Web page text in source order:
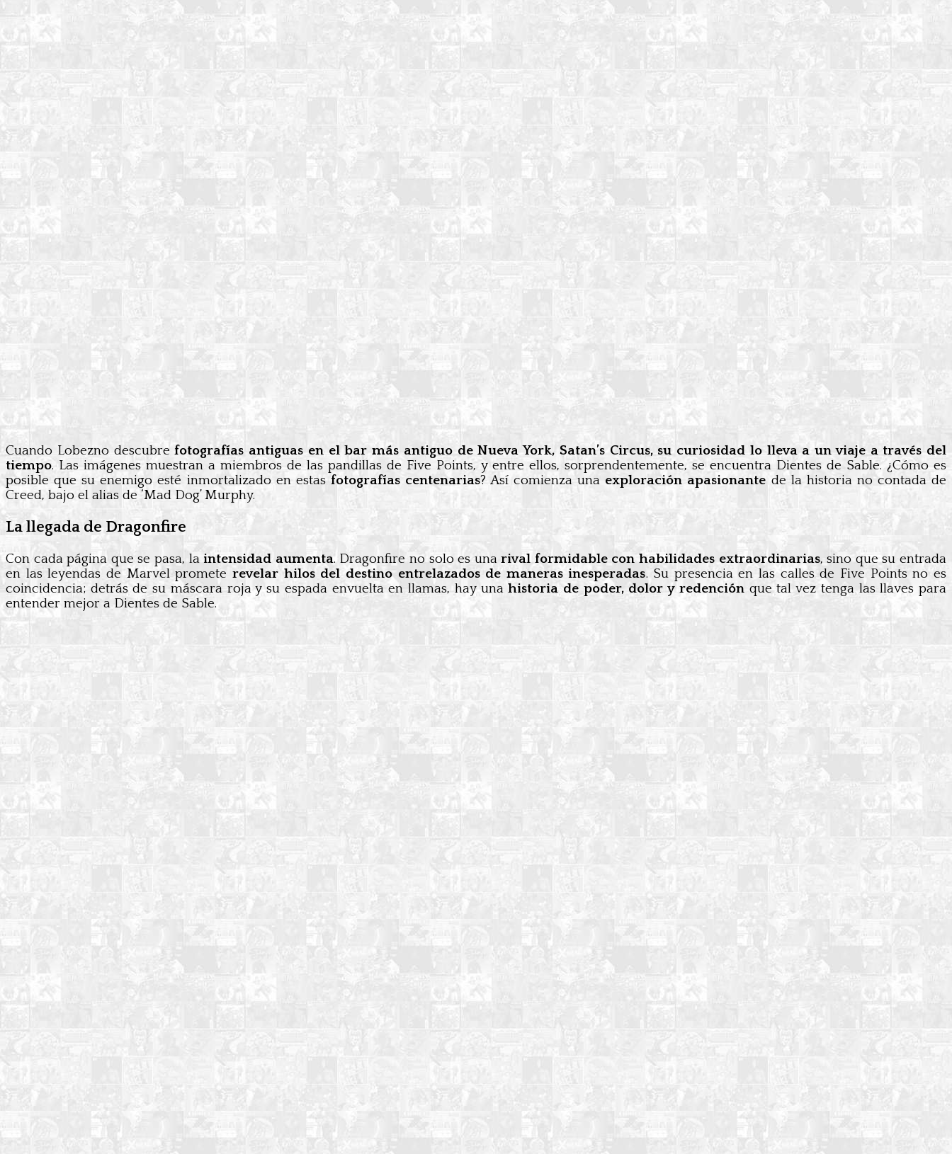
Cuando Lobezno descubrefotografías antiguas en el bar más antiguo de Nueva York, Satan’s Circus, su curiosidad lo lleva a un viaje a través del
tiempo. Las imágenes muestran a miembros de las pandillas de Five Points, y entre ellos, sorprendentemente, se encuentra Dientes de Sable. ¿Cómo es
posible que su enemigo esté inmortalizado en estas fotografías centenarias? Así comienza una exploración apasionante de la historia no contada de
Creed, bajo el alias de ‘Mad Dog’ Murphy.
La llegada de Dragonfire
Con cada página que se pasa, laintensidad aumenta. Dragonfire no solo es unarival formidable con habilidades extraordinarias, sino que su entrada
en las leyendas de Marvel promete revelar hilos del destino entrelazados de maneras inesperadas. Su presencia en las calles de Five Points no es
coincidencia; detrás de su máscara roja y su espada envuelta en llamas, hay unahistoria de poder, dolor y redenciónque tal vez tenga las llaves para
entender mejor a Dientes de Sable.